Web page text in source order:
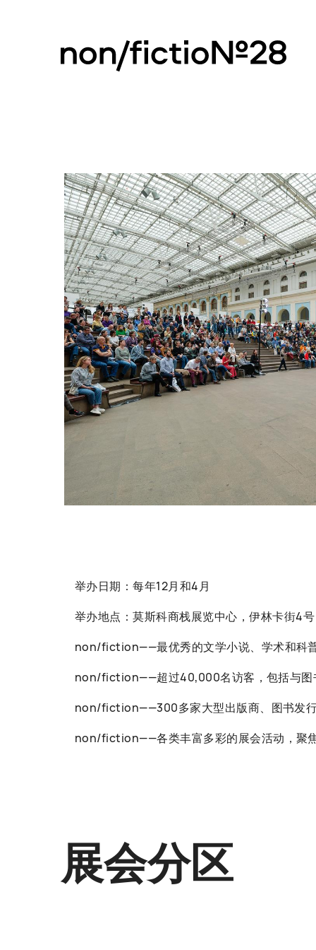
举办日期：每年12月和4月
举办地点：莫斯科商栈展览中心，伊林卡街4号
non/fiction——最优秀的文学小说、学术和科
non/fiction——超过40,000名访客，包括与图
non/fiction——300多家大型出版商、图书发
non/fiction——各类丰富多彩的展会活动，聚
展会分区